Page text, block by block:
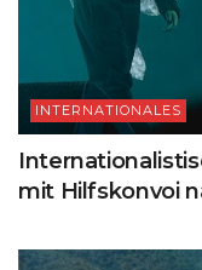
INTERNATIONALES
mit Hilfskonvoi